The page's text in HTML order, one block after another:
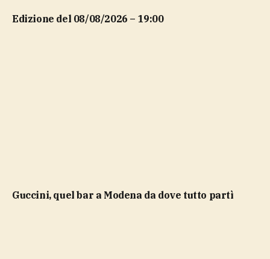
Edizione del 08/08/2026 – 19:00
Guccini, quel bar a Modena da dove tutto partì